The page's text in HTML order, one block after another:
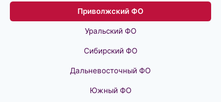
Приволжский ФО
Уральский ФО
Сибирский ФО
Дальневосточный ФО
Южный ФО